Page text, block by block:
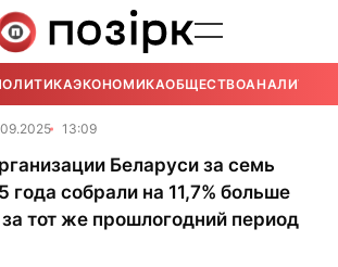
ЭКОНОМИКАОБЩЕСТВОАНАЛИТИКА
13:09
Беларуси за семь
года собрали на 11,7% больше
тот же прошлогодний период